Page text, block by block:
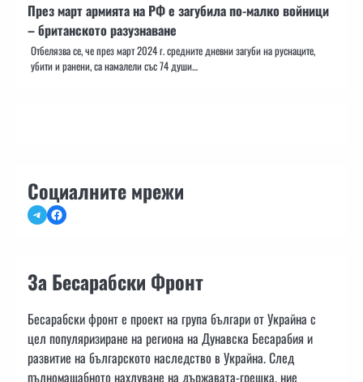
През март армията на РФ е загубила по-малко войници
– британското разузнаване
Отбелязва се, че през март 2024 г. средните дневни загуби на руснаците,
убити и ранени, са намалели със 74 души…
Социалните мрежи
TelegramFacebook
За Бесарабски Фронт
Бесарабски фронт е проект на група българи от Украйна с
цел популяризиране на региона на Дунавска Бесарабия и
развитие на българското наследство в Украйна. След
пълномащабното нахлуване на държавата-грешка, ние